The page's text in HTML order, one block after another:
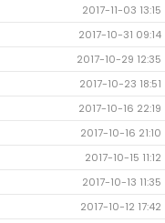
2017-11-03 13:15
2017-10-31 09:14
2017-10-29 12:35
2017-10-23 18:51
2017-10-16 22:19
2017-10-16 21:10
2017-10-15 11:12
2017-10-13 11:35
2017-10-12 17:42